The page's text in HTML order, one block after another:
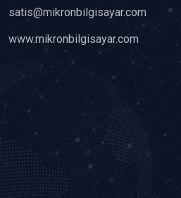
satis@mikronbilgisayar.com
www.mikronbilgisayar.com